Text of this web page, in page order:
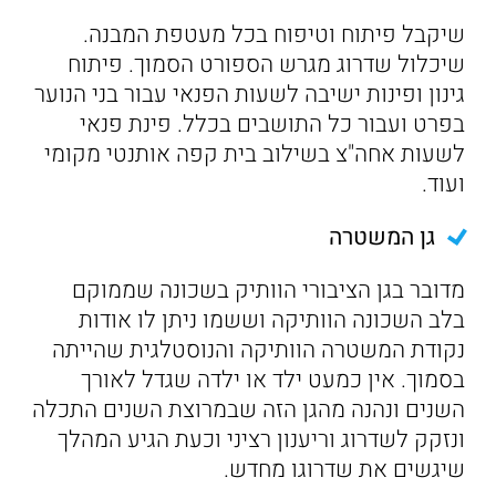
שיקבל פיתוח וטיפוח בכל מעטפת המבנה.
שיכלול שדרוג מגרש הספורט הסמוך. פיתוח
גינון ופינות ישיבה לשעות הפנאי עבור בני הנוער
בפרט ועבור כל התושבים בכלל. פינת פנאי
לשעות אחה"צ בשילוב בית קפה אותנטי מקומי
ועוד.
גן המשטרה
מדובר בגן הציבורי הוותיק בשכונה שממוקם
בלב השכונה הוותיקה וששמו ניתן לו אודות
נקודת המשטרה הוותיקה והנוסטלגית שהייתה
בסמוך. אין כמעט ילד או ילדה שגדל לאורך
השנים ונהנה מהגן הזה שבמרוצת השנים התכלה
ונזקק לשדרוג וריענון רציני וכעת הגיע המהלך
שיגשים את שדרוגו מחדש.